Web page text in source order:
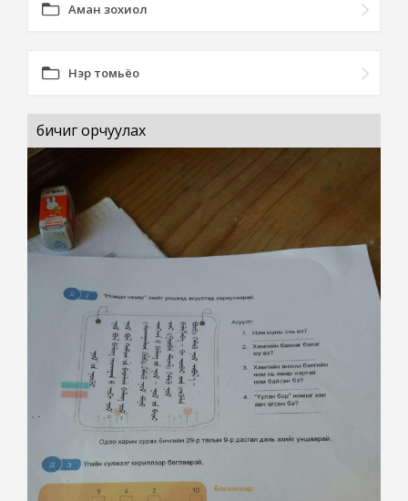
Аман зохиол
Нэр томьёо
бичиг орчуулах